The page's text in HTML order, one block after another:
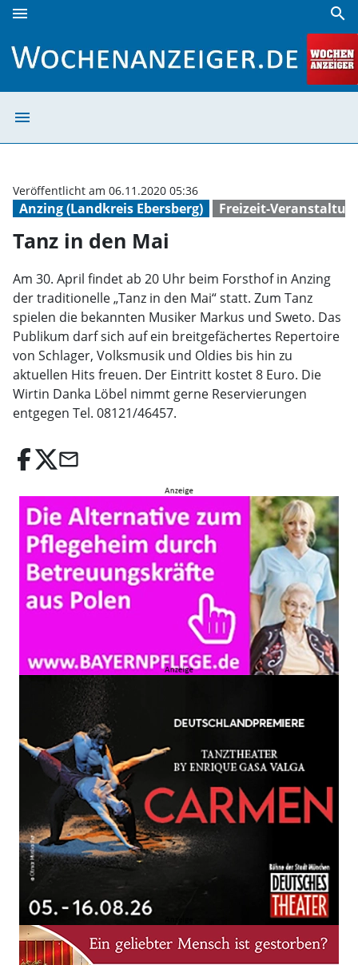
menu search
menu
Anzing (Landkreis Ebersberg) Freizeit-
Veröffentlicht am 06.11.2020 05:36
Tanz in den Mai
Am 30. April findet ab 20 Uhr beim Forsthof in Anzing
der traditionelle „Tanz in den Mai“ statt. Zum Tanz
spielen die bekannten Musiker Markus und Sweto. Das
Publikum darf sich auf ein breitgefächertes Repertoire
von Schlager, Volksmusik und Oldies bis hin zu
aktuellen Hits freuen. Der Eintritt kostet 8 Euro. Die
Wirtin Danka Löbel nimmt gerne Reservierungen
entgegen Tel. 08121/46457.
email